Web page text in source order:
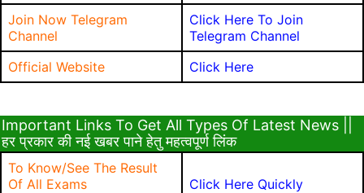
Join Now Telegram
Channel
Click Here To Join
Telegram Channel
Official Website
Click Here
Important Links To Get All Types Of Latest News ||
हर प्रकार की नई खबर पाने हेतु महत्वपूर्ण लिंक
To Know/See The Result
Of All Exams
Click Here Quickly